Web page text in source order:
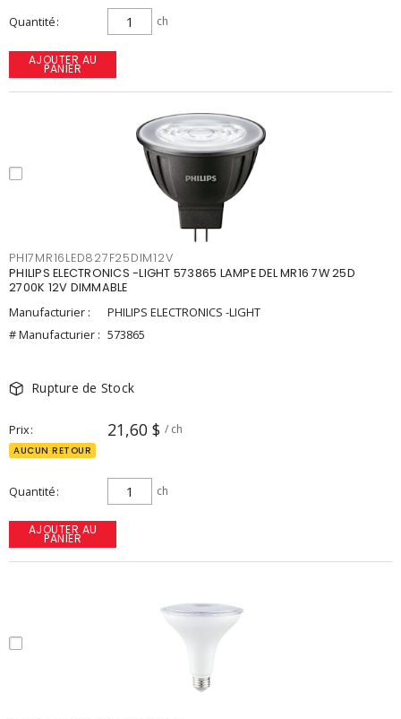
Quantité ch
AJOUTER AU
PANIER
PHI7MR16LED827F25DIM12V
PHILIPS ELECTRONICS -LIGHT 573865 LAMPE DEL MR16 7W 25D
2700K 12V DIMMABLE
Manufacturier :
PHILIPS ELECTRONICS -LIGHT
# Manufacturier : 573865
Rupture de Stock
Prix 21,60 $ / ch
AUCUN RETOUR
Quantité ch
AJOUTER AU
PANIER